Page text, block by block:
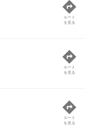
ルート
を見る
ルート
を見る
ルート
を見る